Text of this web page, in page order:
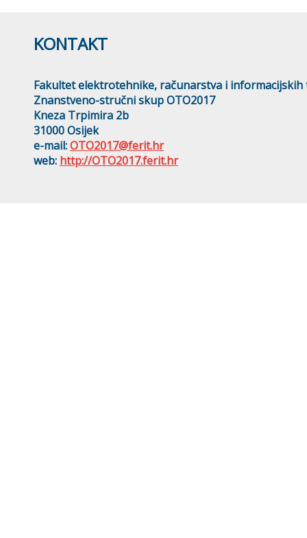
KONTAKT
Fakultet elektrotehnike, računarstva i informacijskih
Znanstveno-stručni skup OTO2017
Kneza Trpimira 2b
31000 Osijek
e-mail:OTO2017@ferit.hr
web: http://OTO2017.ferit.hr